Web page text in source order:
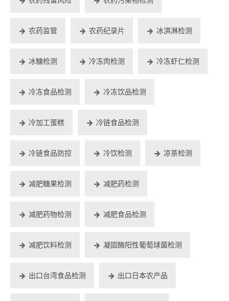
农药监管 农药纪录片 冰淇淋检测
冰糖检测 冷冻肉检测 冷冻虾仁检测
冷冻食品检测 冷冻饮品检测
冷加工蛋糕 冷链食品检测
冷链食品防控 冷饮检测 凉茶检测
减肥糖果检测 减肥药检测
减肥药物检测 减肥食品检测
减肥饮料检测 凝固酶阳性葡萄球菌检测
出口台湾食品检测 出口日本农产品